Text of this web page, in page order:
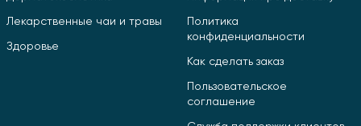
Лекарственные чаи и травы
Здоровье
Политика
конфиденциальности
Как сделать заказ
Пользовательское
соглашение